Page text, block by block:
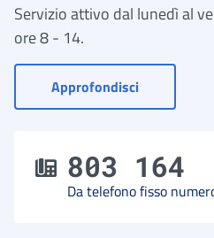
Servizio attivo dal lunedì al
ore 8 - 14.
Approfondisci- Vai a
803 164
Da telefono fisso